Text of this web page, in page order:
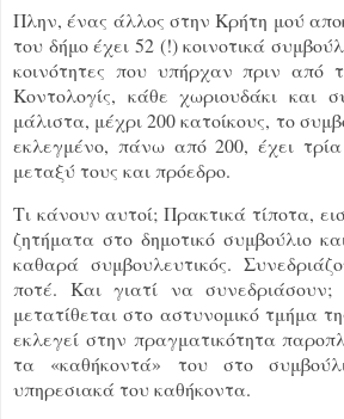
Πλην, ένας άλλος στην Κρήτη μού
του δήμο έχει 52 (!) κοινοτικά
κοινότητες που υπήρχαν πριν από
Κοντολογίς, κάθε χωριουδάκι και
μάλιστα, μέχρι 200 κατοίκους, το
εκλεγμένο, πάνω από 200, έχει
μεταξύ τους και πρόεδρο.
Τι κάνουν αυτοί; Πρακτικά τίποτα,
ζητήματα στο δημοτικό συμβούλιο
καθαρά συμβουλευτικός.
ποτέ. Και γιατί να
μετατίθεται στο αστυνομικό τμήμα
εκλεγεί στην πραγματικότητα
τα «καθήκοντά» του στο
υπηρεσιακά του καθήκοντα.